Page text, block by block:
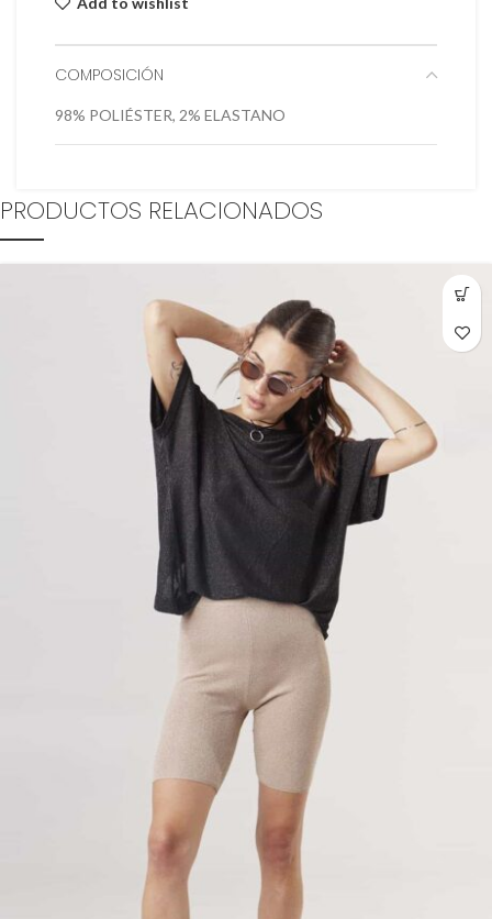
COMPOSICIÓN
98% POLIÉSTER, 2% ELASTANO
PRODUCTOS RELACIONADOS